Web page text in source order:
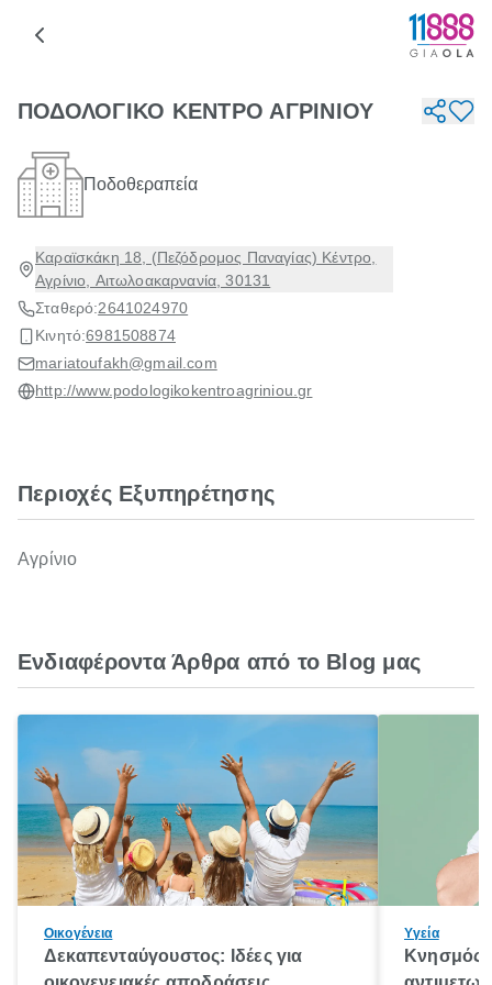
ΠΟΔΟΛΟΓΙΚΟ ΚΕΝΤΡΟ ΑΓΡΙΝΙΟΥ
Ποδοθεραπεία
Καραϊσκάκη 18, (Πεζόδρομος Παναγίας) Κέντρο,
Αγρίνιο, Αιτωλοακαρνανία, 30131
Σταθερό:2641024970
Κινητό:6981508874
mariatoufakh@gmail.com
http://www.podologikokentroagriniou.gr
Περιοχές Εξυπηρέτησης
Αγρίνιο
Ενδιαφέροντα Άρθρα από το Blog μας
Οικογένεια
Δεκαπενταύγουστος: Ιδέες για
Υγεία
Κνησμός: